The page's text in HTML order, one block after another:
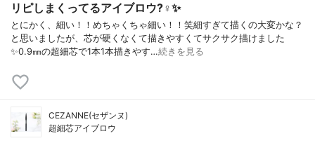
リピしまくってるアイブロウ?‍♀️✨
とにかく、細い！！めちゃくちゃ細い！！笑細すぎて描くの大変かな？
と思いましたが、芯が硬くなくて描きやすくてサクサク描けました
✨0.9㎜の超細芯で1本1本描きやす…続きを見る
CEZANNE(セザンヌ)
超細芯アイブロウ